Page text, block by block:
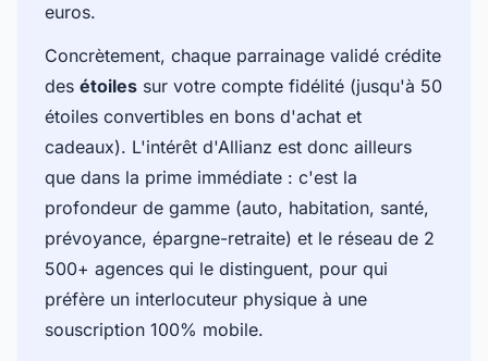
euros.
Concrètement, chaque parrainage validé crédite
des étoiles sur votre compte fidélité (jusqu'à 50
étoiles convertibles en bons d'achat et
cadeaux). L'intérêt d'Allianz est donc ailleurs
que dans la prime immédiate : c'est la
profondeur de gamme (auto, habitation, santé,
prévoyance, épargne-retraite) et le réseau de 2
500+ agences qui le distinguent, pour qui
préfère un interlocuteur physique à une
souscription 100% mobile.